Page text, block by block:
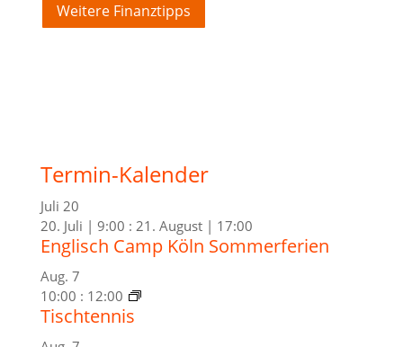
Weitere Finanztipps
Termin-Kalender
Juli 20
20. Juli | 9:00 : 21. August | 17:00
Englisch Camp Köln Sommerferien
Aug. 7
10:00 : 12:00
Tischtennis